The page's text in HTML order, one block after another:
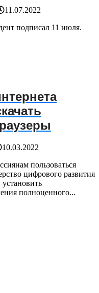
11.07.2022
подписал 11 июля.
10.03.2022
пользоваться
цифрового развития
полноценного...